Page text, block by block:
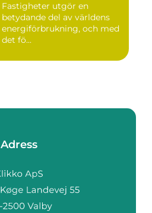
Fastigheter utgör en
betydande del av världens
energiförbrukning, och med
det fö...
Adress